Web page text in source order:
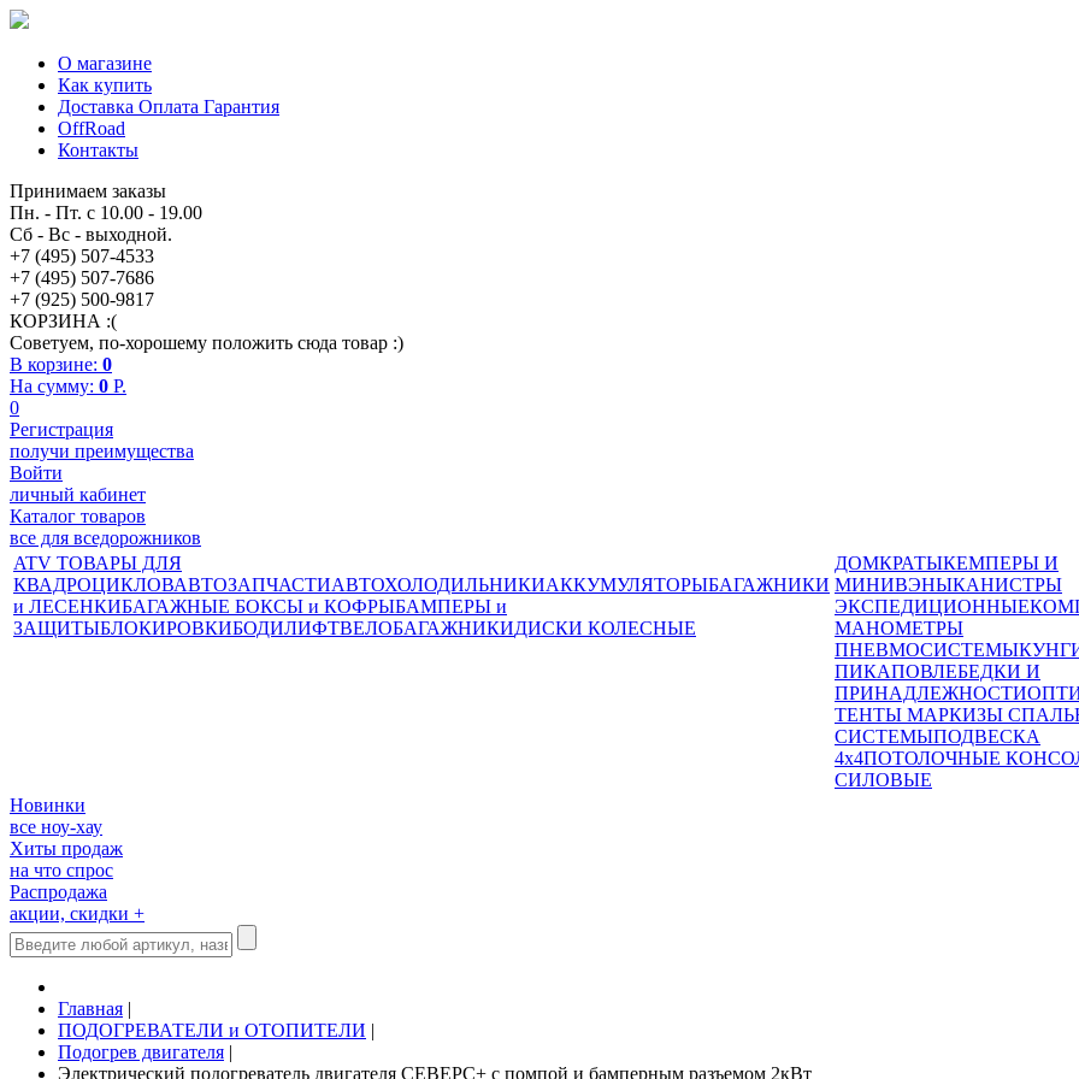
О магазине
Как купить
Доставка Оплата Гарантия
OffRoad
Контакты
Принимаем заказы
Пн. - Пт. с 10.00 - 19.00
Сб - Вс - выходной.
+7 (495) 507-4533
+7 (495) 507-7686
+7 (925) 500-9817
КОРЗИНА :(
Советуем, по-хорошему положить сюда товар :)
В корзине: 0
На сумму: 0 P.
0
Регистрация
получи преимущества
Войти
личный кабинет
Каталог товаров
все для вседорожников
ATV ТОВАРЫ ДЛЯ
КВАДРОЦИКЛОВАВТОЗАПЧАСТИАВТОХОЛОДИЛЬНИКИАККУМУЛЯТОРЫБАГАЖНИКИ
и ЛЕСЕНКИБАГАЖНЫЕ БОКСЫ и КОФРЫБАМПЕРЫ и
ЗАЩИТЫБЛОКИРОВКИБОДИЛИФТВЕЛОБАГАЖНИКИДИСКИ КОЛЕСНЫЕ
ДОМКРАТЫКЕМПЕРЫ И
МИНИВЭНЫКАНИСТРЫ
ЭКСПЕДИЦИОННЫЕ
МАНОМЕТРЫ
ПНЕВМОСИСТЕМЫ
ПИКАПОВЛЕБЕДКИ И
ПРИНАДЛЕЖНОСТИ
ТЕНТЫ МАРКИЗЫ
СИСТЕМЫПОДВЕСКА
4x4ПОТОЛОЧНЫЕ
СИЛОВЫЕ
Новинки
все ноу-хау
Хиты продаж
на что спрос
Распродажа
акции, скидки +
Главная |
ПОДОГРЕВАТЕЛИ и ОТОПИТЕЛИ |
Подогрев двигателя |
Электрический подогреватель двигателя СЕВЕРС+ с помпой и бамперным разъемом 2кВт